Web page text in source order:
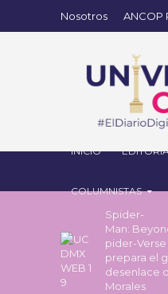
Nosotros ANCOP
INICIO
COLUMNISTAS
Spider-
Man:
pider-Verse
prepara el
desenlace
Morales